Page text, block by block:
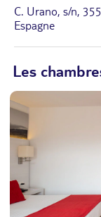
C. Urano, s/n,
Espagne
Les